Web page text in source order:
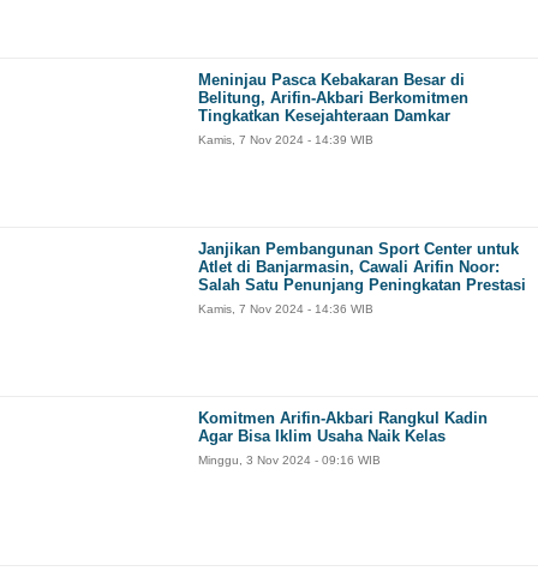
Meninjau Pasca Kebakaran Besar di
Belitung, Arifin-Akbari Berkomitmen
Tingkatkan Kesejahteraan Damkar
Kamis, 7 Nov 2024 - 14:39 WIB
Janjikan Pembangunan Sport Center untuk
Atlet di Banjarmasin, Cawali Arifin Noor:
Salah Satu Penunjang Peningkatan Prestasi
Kamis, 7 Nov 2024 - 14:36 WIB
Komitmen Arifin-Akbari Rangkul Kadin
Agar Bisa Iklim Usaha Naik Kelas
Minggu, 3 Nov 2024 - 09:16 WIB